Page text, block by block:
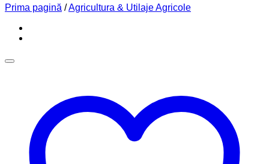
Prima pagină /Agricultura & Utilaje Agricole